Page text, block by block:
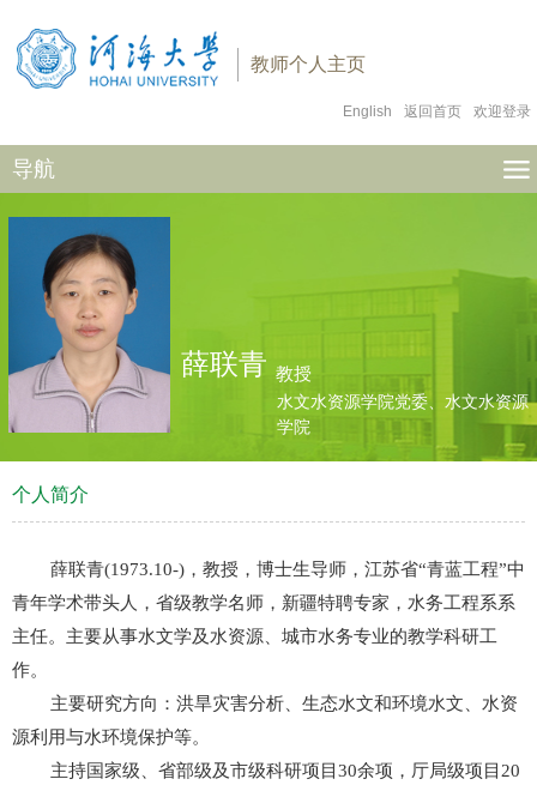
教师个人主页
English 返回首页 欢迎登录
导航
薛联青 教授
水文水资源学院党委、水文水资源
学院
个人简介
薛联青(1973.10-) ，教授，博士生导师，江苏省“青蓝工程”中
青年学术带头人，省级教学名师，新疆特聘专家，水务工程系系
主任。 主要从事水文学及水资源、 城市水务专业的教学科研工
作。
主要研究方向： 洪旱灾害分析、 生态水文和环境水文、水资
源利用与水环境保护等。
主持国家级、省部级及市级科研项目 30余项，厅局级项目 20